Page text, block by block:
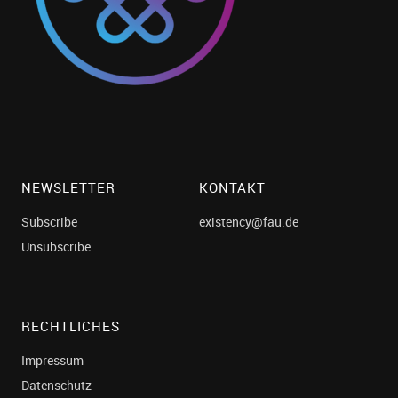
NEWSLETTER
Subscribe
Unsubscribe
KONTAKT
existency@fau.de
RECHTLICHES
Impressum
Datenschutz